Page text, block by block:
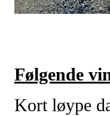
Følgende
Kort løype